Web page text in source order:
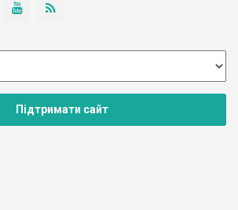
Підтримати сайт